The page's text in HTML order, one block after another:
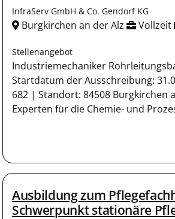
InfraServ GmbH & Co. Gendorf KG
Burgkirchen an der Alz Vollzeit
Stellenangebot
Industriemechaniker
Startdatum der Ausschreibung:
682 | Standort: 84508 Burgkirchen
Experten für die Chemie- und
Ausbildung zum
Schwerpunkt stationäre